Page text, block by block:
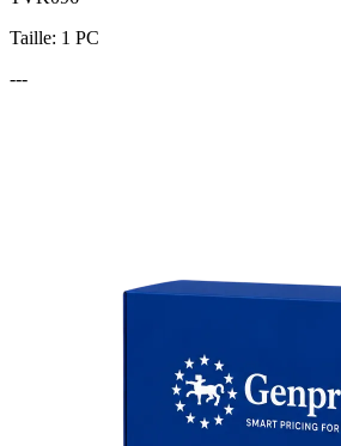
Taille: 1 PC
---